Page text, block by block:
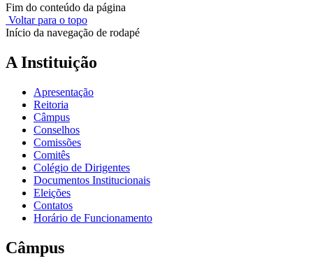
Fim do conteúdo da página
Voltar para o topo
Início da navegação de rodapé
A Instituição
Apresentação
Reitoria
Câmpus
Conselhos
Comissões
Comitês
Colégio de Dirigentes
Documentos Institucionais
Eleições
Contatos
Horário de Funcionamento
Câmpus